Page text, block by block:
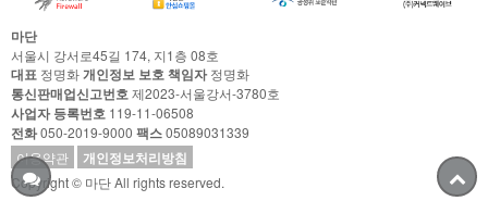
마단
서울시 강서로45길 174, 지1층 08호
대표 정명화개인정보 보호 책임자정명화
통신판매업신고번호제2023-서울강서-3780호
사업자 등록번호 119-11-06508
전화050-2019-9000 팩스05089031339
이용약관
개인정보처리방침
Copyright © 마단 All rights reserved.